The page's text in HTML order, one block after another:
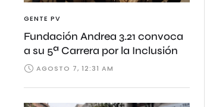
GENTE PV
Fundación Andrea 3.21 convoca
a su 5ª Carrera por la Inclusión
AGOSTO 7, 12:31 AM